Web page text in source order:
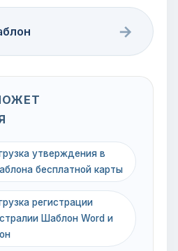
→
утверждения в
бесплатной карты
регистрации
Шаблон Word и